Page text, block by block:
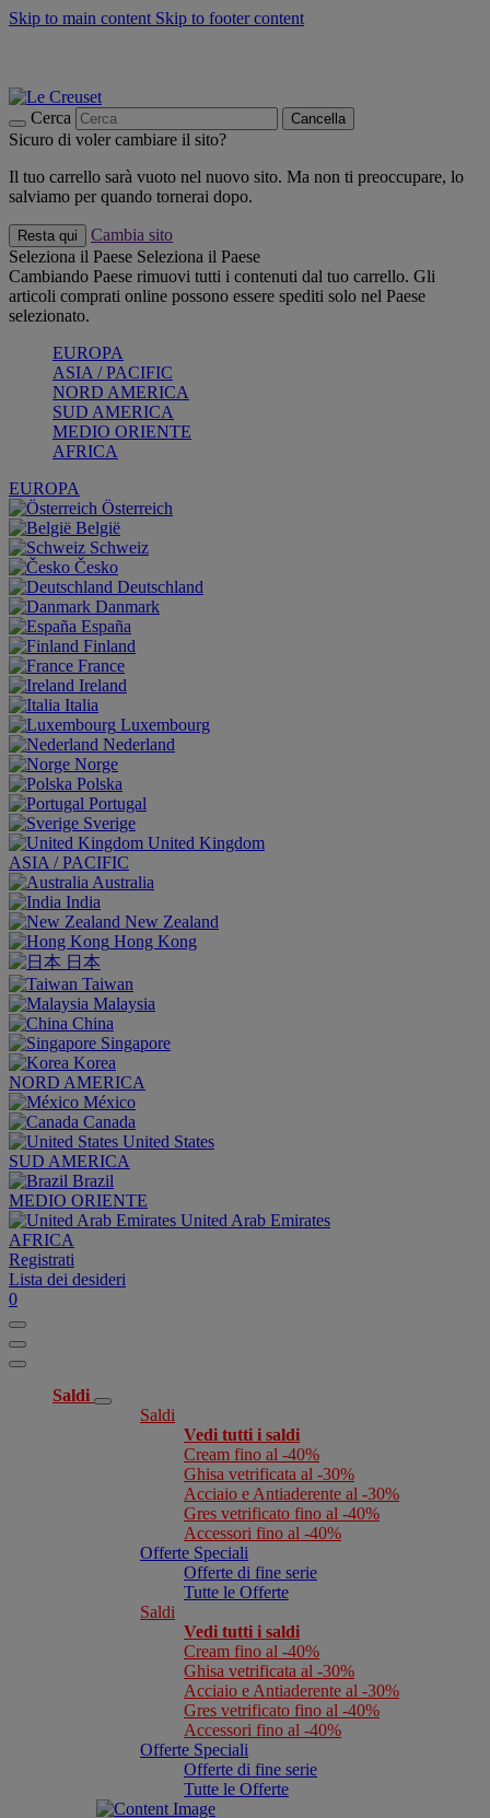
Skip to main content Skip to footer content
Cerca Cancella
Sicuro di voler cambiare il sito?
Il tuo carrello sarà vuoto nel nuovo sito. Ma non ti preoccupare, lo
salviamo per quando tornerai dopo.
Resta qui
Cambia sito
Seleziona il Paese Seleziona il Paese
Cambiando Paese rimuovi tutti i contenuti dal tuo carrello. Gli
articoli comprati online possono essere spediti solo nel Paese
selezionato.
EUROPA
ASIA / PACIFIC
NORD AMERICA
SUD AMERICA
MEDIO ORIENTE
AFRICA
EUROPA
Österreich
België
Schweiz
Česko
Deutschland
Danmark
España
Finland
France
Ireland
Italia
Luxembourg
Nederland
Norge
Polska
Portugal
Sverige
United Kingdom
ASIA / PACIFIC
Australia
India
New Zealand
Hong Kong
日本
Taiwan
Malaysia
China
Singapore
Korea
NORD AMERICA
México
Canada
United States
SUD AMERICA
Brazil
MEDIO ORIENTE
United Arab Emirates
AFRICA
Registrati
Lista dei desideri
0
Saldi
Saldi
Vedi tutti i saldi
Cream fino al -40%
Ghisa vetrificata al -30%
Acciaio e Antiaderente al -30%
Gres vetrificato fino al -40%
Accessori fino al -40%
Offerte Speciali
Offerte di fine serie
Tutte le Offerte
Saldi
Vedi tutti i saldi
Cream fino al -40%
Ghisa vetrificata al -30%
Acciaio e Antiaderente al -30%
Gres vetrificato fino al -40%
Accessori fino al -40%
Offerte Speciali
Offerte di fine serie
Tutte le Offerte